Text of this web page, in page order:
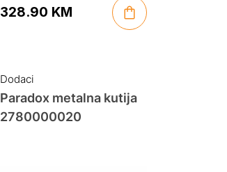
328.90 KM
Dodaci
Paradox metalna kutija
2780000020